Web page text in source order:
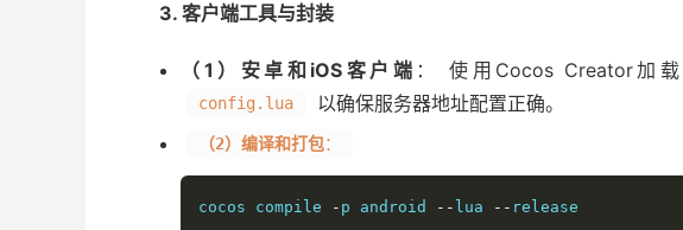
3. 客户端工具与封装
（1）安卓和iOS客户端 ： 使用Cocos Creator加载
config.lua 以确保服务器地址配置正确。
（2）编译和打包：
cocos compile
- p android -- lua -- release